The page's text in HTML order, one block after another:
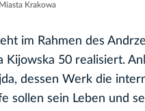
Krakowa
im Rahmen des
Kijowska 50 realisiert.
dessen Werk die
sollen sein Leben und